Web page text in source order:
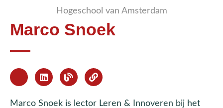
Hogeschool van Amsterdam
Marco Snoek
Marco Snoek is lector Leren & Innoveren bij het